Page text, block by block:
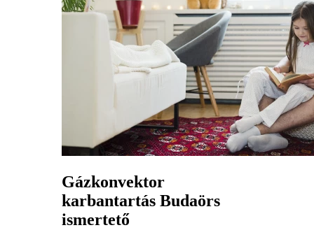
Gázkonvektor
karbantartás Budaörs
ismertető